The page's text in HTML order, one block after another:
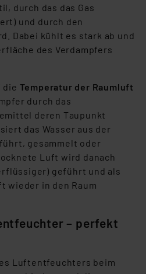
durch das das Gas
und durch den
Dabei kühlt es stark ab und
des Verdampfers
die Temperatur der Raumluft
durch das
deren Taupunkt
das Wasser aus der
gesammelt oder
Luft wird danach
geführt und als
wieder in den Raum
– perfekt
Luftentfeuchters beim